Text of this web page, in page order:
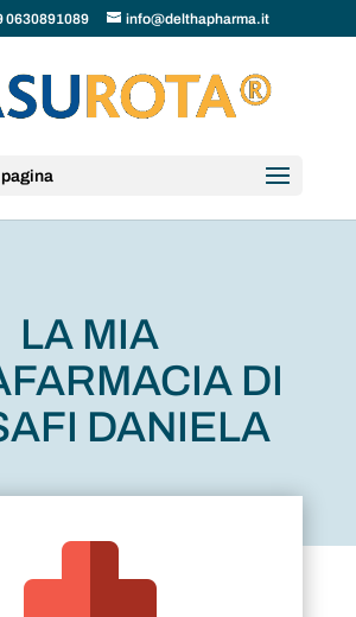
0630891089 info@delthapharma.it
LA MIA
DI
DANIELA